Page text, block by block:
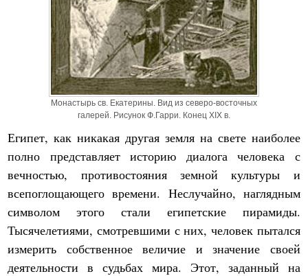
Монастырь св. Екатерины. Вид из северо-восточных
галерей. Рисунок Ф.Гарри. Конец XIX в.
Египет, как никакая другая земля на свете наиболее
полно представляет историю диалога человека с
вечностью, противостояния земной культуры и
всепоглощающего времени. Неслучайно, наглядным
символом этого стали египетские пирамиды.
Тысячелетиями, смотревшими с них, человек пытался
измерить собственное величие и значение своей
деятельности в судьбах мира. Этот, заданный на